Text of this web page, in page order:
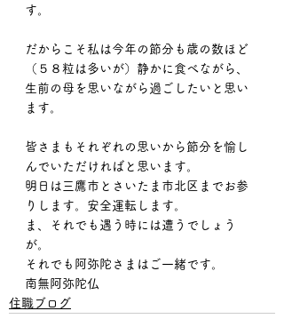
す。
だからこそ私は今年の節分も歳の数ほど
（５８粒は多いが）静かに食べながら、
生前の母を思いながら過ごしたいと思い
ます。
皆さまもそれぞれの思いから節分を愉し
んでいただければと思います。
明日は三鷹市とさいたま市北区までお参
りします。安全運転します。
ま、それでも遇う時には遭うでしょう
が。
それでも阿弥陀さまはご一緒です。
南無阿弥陀仏
住職ブログ